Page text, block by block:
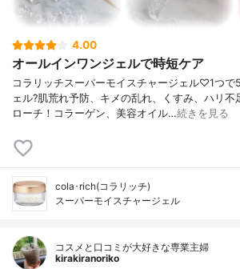
4.00
オールインワンジェルで時短ケア
コラリッチスーパーモイスチャージェル♡1つで
ェル?肌荒れ予防、キメの乱れ、くすみ、ハリ
ローチ！コラーゲン、美容オイル…続きを見る
cola･rich(コラリッチ)
スーパーモイスチャージェル
コスメと口コミが大好きな専業主婦
kirakiranoriko